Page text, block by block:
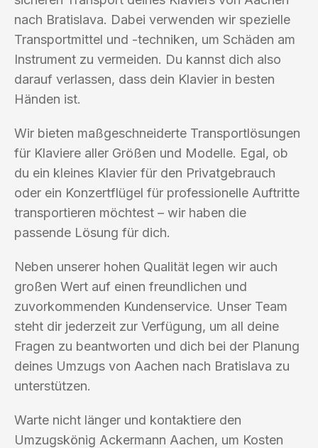
nach Bratislava. Dabei verwenden wir spezielle
Transportmittel und -techniken, um Schäden am
Instrument zu vermeiden. Du kannst dich also
darauf verlassen, dass dein Klavier in besten
Händen ist.
Wir bieten maßgeschneiderte Transportlösungen
für Klaviere aller Größen und Modelle. Egal, ob
du ein kleines Klavier für den Privatgebrauch
oder ein Konzertflügel für professionelle Auftritte
transportieren möchtest – wir haben die
passende Lösung für dich.
Neben unserer hohen Qualität legen wir auch
großen Wert auf einen freundlichen und
zuvorkommenden Kundenservice. Unser Team
steht dir jederzeit zur Verfügung, um all deine
Fragen zu beantworten und dich bei der Planung
deines Umzugs von Aachen nach Bratislava zu
unterstützen.
Warte nicht länger und kontaktiere den
Umzugskönig Ackermann Aachen, um Kosten